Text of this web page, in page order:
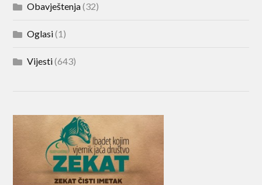
Obavještenja(32)
Oglasi(1)
Vijesti(643)